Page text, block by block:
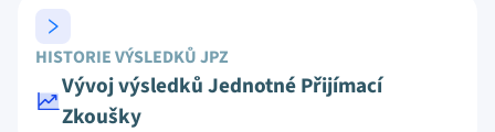
HISTORIE VÝSLEDKŮ JPZ
Vývoj výsledků Jednotné Přijímací
Zkoušky